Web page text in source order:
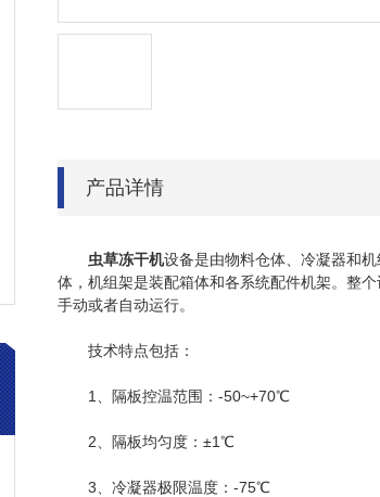
产品详情
虫草冻干机设备是由物料仓体、冷凝器和
体，机组架是装配箱体和各系统配件机架。整
手动或者自动运行。
技术特点包括：
1、隔板控温范围：-50~+70℃
2、隔板均匀度：±1℃
3、冷凝器极限温度：-75℃